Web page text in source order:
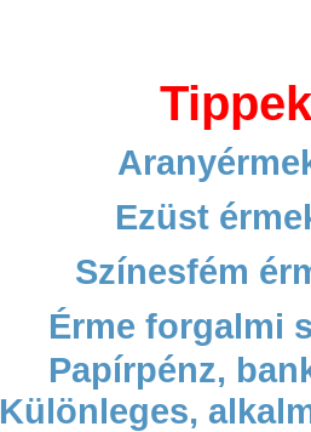
Ezüst
Színesfém
Érme forgalmi
Papírpénz,
Különleges,